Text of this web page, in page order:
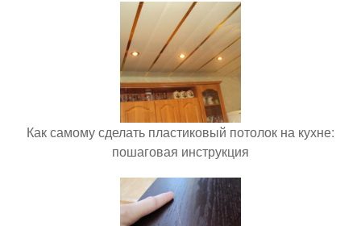
Как самому сделать пластиковый потолок на кухне:
пошаговая инструкция